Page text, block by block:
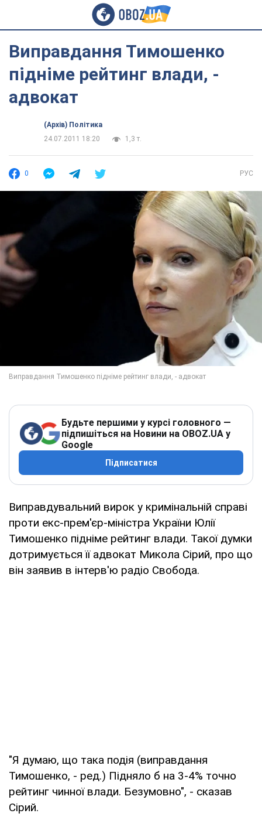
Виправдання Тимошенко
підніме рейтинг влади, -
адвокат
(Архів) Політика
24.07.2011 18:20
1,3 т.
0 РУС
Будьте першими у курсі головного —
підпишіться на Новини на OBOZ.UA у
Google
Підписатися
Виправдувальний вирок у кримінальній справі
проти екс-прем'єр-міністра України Юлії
Тимошенко підніме рейтинг влади. Такої думки
дотримується її адвокат Микола Сірий, про що
він заявив в інтерв'ю радіо Свобода.
"Я думаю, що така подія (виправдання
Тимошенко, - ред.) Підняло б на 3-4% точно
рейтинг чинної влади. Безумовно", - сказав
Сірий.